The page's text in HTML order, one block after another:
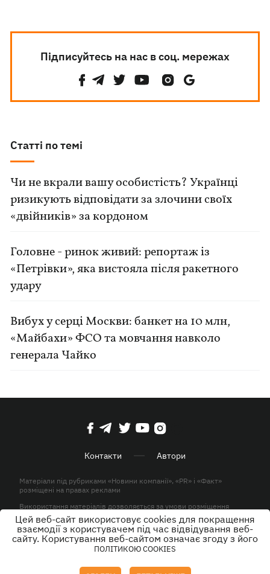
Підписуйтесь на нас в соц. мережах
Статті по темі
Чи не вкрали вашу особистість? Українці
ризикують відповідати за злочини своїх
«двійників» за кордоном
Головне - ринок живий: репортаж із
«Петрівки», яка вистояла після ракетного
удару
Вибух у серці Москви: банкет на 10 млн,
«Майбахи» ФСО та мовчання навколо
генерала Чайко
Контакти Автори
Матеріали під рубриками «Новини компанії», «PR» і «Факт»
розміщені на правах реклами
Використання матеріалів дозволяється за умови розміщення
активного гіперпосилання на KP.UA в першому абзаці.
© ТОВ «ЮЛАВ МЕДІА» 2026. Всі права захищені.
Цей веб-сайт використовує cookies для покращення
взаємодії з користувачем під час відвідування веб-
сайту. Користування веб-сайтом означає згоду з його
ПОЛІТИКОЮ COOKIES